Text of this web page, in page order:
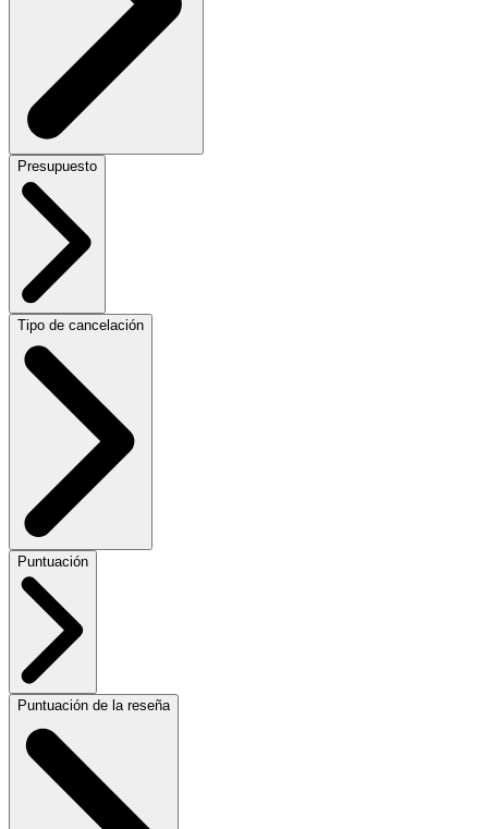
Presupuesto
Tipo de cancelación
Puntuación
Puntuación de la reseña